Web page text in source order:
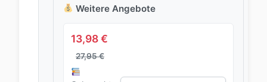
Weitere Angebote
13,98€
27,95€